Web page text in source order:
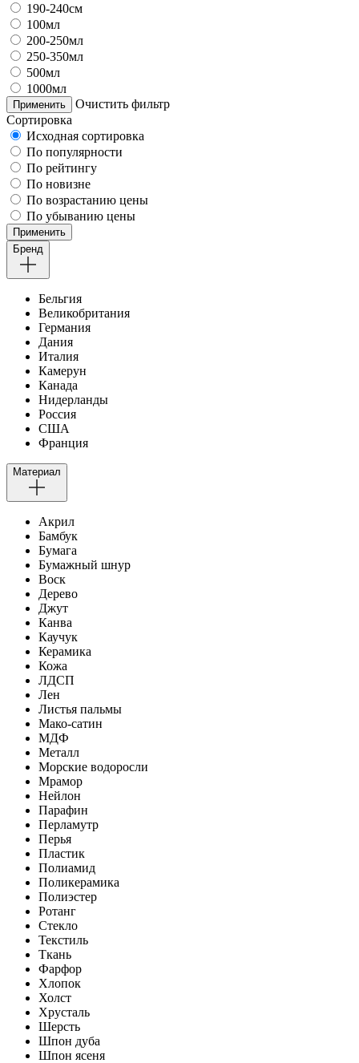
190-240см
100мл
200-250мл
250-350мл
500мл
1000мл
Применить
Очистить фильтр
Сортировка
Исходная сортировка
По популярности
По рейтингу
По новизне
По возрастанию цены
По убыванию цены
Применить
Бренд
Бельгия
Великобритания
Германия
Дания
Италия
Камерун
Канада
Нидерланды
Россия
США
Франция
Материал
Акрил
Бамбук
Бумага
Бумажный шнур
Воск
Дерево
Джут
Канва
Каучук
Керамика
Кожа
ЛДСП
Лен
Листья пальмы
Мако-сатин
МДФ
Металл
Морские водоросли
Мрамор
Нейлон
Парафин
Перламутр
Перья
Пластик
Полиамид
Поликерамика
Полиэстер
Ротанг
Стекло
Текстиль
Ткань
Фарфор
Хлопок
Холст
Хрусталь
Шерсть
Шпон дуба
Шпон ясеня